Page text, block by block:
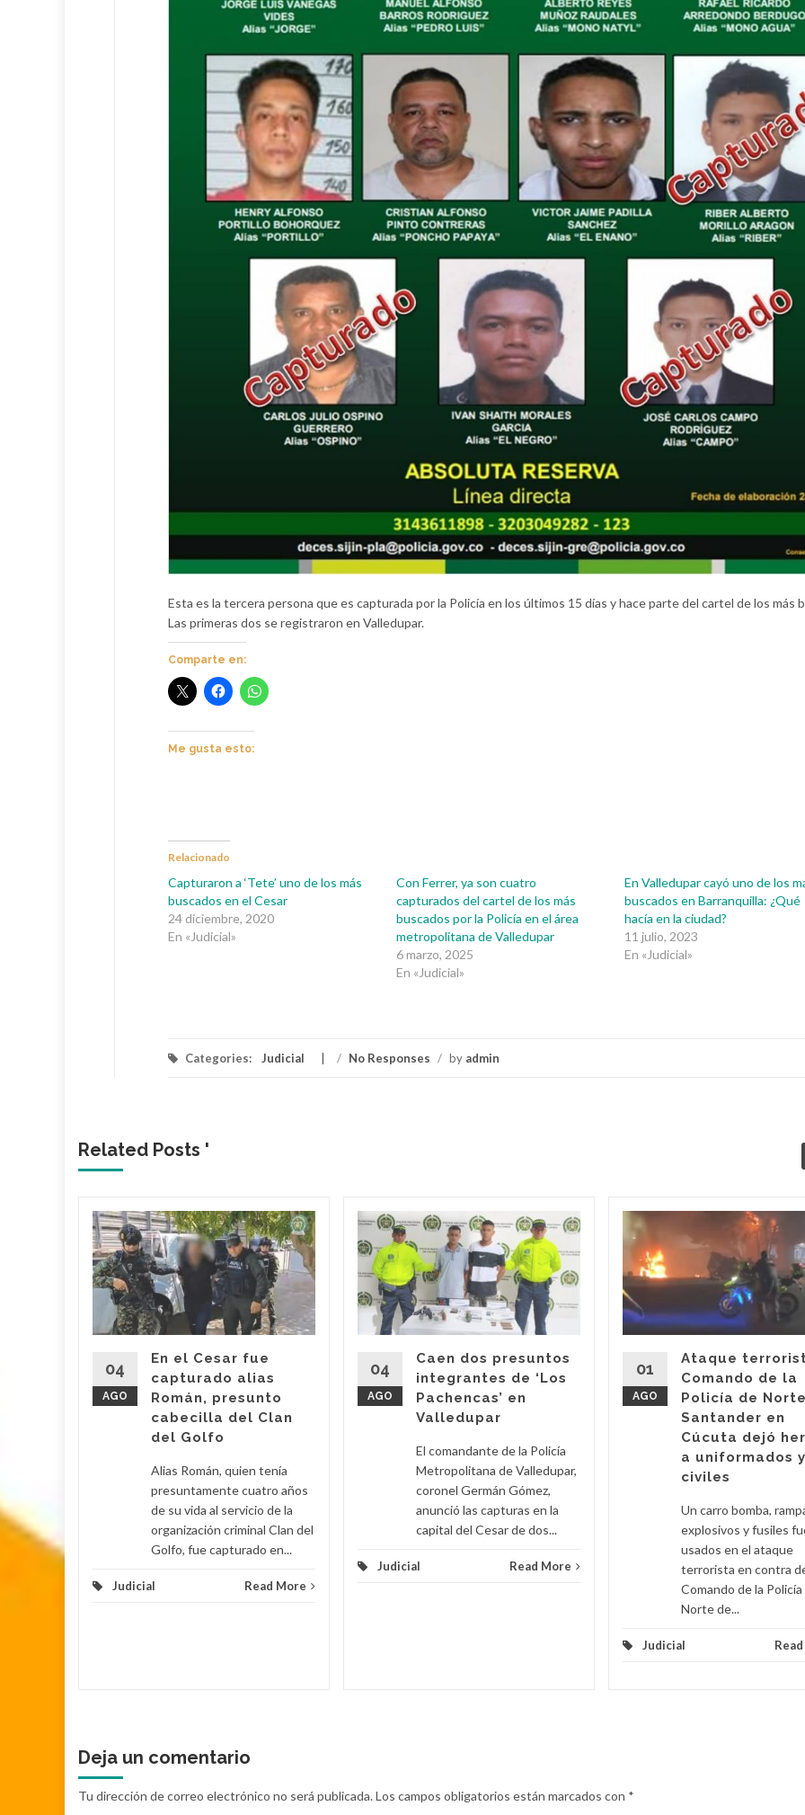
Esta es la tercera persona que es capturada por la Policía en los últimos 15 días y hace parte del cartel de los más
Las primeras dos se registraron en Valledupar.
Comparte en:
Me gusta esto:
Relacionado
Capturaron a ‘Tete’ uno de los más
buscados en el Cesar
24 diciembre, 2020
En «Judicial»
Con Ferrer, ya son cuatro
capturados del cartel de los más
buscados por la Policía en el área
metropolitana de Valledupar
6 marzo, 2025
En «Judicial»
En Valledupar cayó uno de los
buscados en Barranquilla: ¿Qué
hacía en la ciudad?
11 julio, 2023
En «Judicial»
Categories: Judicial / No Responses / by admin
Related Posts '
04
AGO
En el Cesar fue
capturado alias
Román, presunto
cabecilla del Clan
del Golfo
Alias Román, quien tenía
presuntamente cuatro años
de su vida al servicio de la
organización criminal Clan del
Golfo, fue capturado en...
Judicial Read More
04
AGO
Caen dos presuntos
integrantes de ‘Los
Pachencas’ en
Valledupar
El comandante de la Policía
Metropolitana de Valledupar,
coronel Germán Gómez,
anunció las capturas en la
capital del Cesar de dos...
Judicial Read More
01
AGO
Ataque
Comando de la
Policía de
Santander en
Cúcuta dejó
a uniformados y
civiles
Un carro bomba,
explosivos y fusiles
usados en el ataque
terrorista en contra
Comando de la
Norte de...
Judicial
Deja un comentario
Tu dirección de correo electrónico no será publicada.Los campos obligatorios están marcados con *